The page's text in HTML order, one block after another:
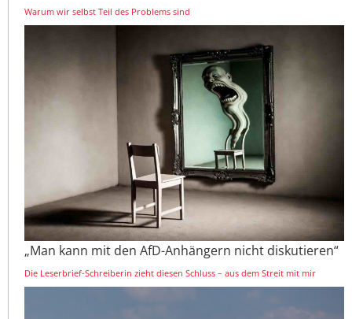
Warum wir selbst Teil des Problems sind
„Man kann mit den AfD-Anhängern nicht diskutieren“
Die Leserbrief-Schreiberin zieht diesen Schluss – aus dem Streit mit mir